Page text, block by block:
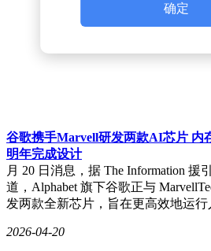
确定
谷歌携手Marvell研发两款AI芯片 内
明年完成设计
月 20 日消息，据 The Information 援
道，Alphabet 旗下谷歌正与
发两款全新芯片，旨在更高效地运
2026-04-20